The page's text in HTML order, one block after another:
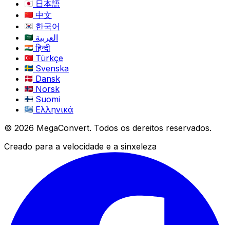
日本語
中文
한국어
العربية
हिन्दी
Türkçe
Svenska
Dansk
Norsk
Suomi
Ελληνικά
© 2026 MegaConvert. Todos os dereitos reservados.
Creado para a velocidade e a sinxeleza